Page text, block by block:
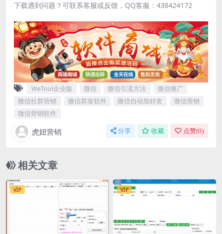
下载遇到问题？可联系客服或反馈，QQ客服：438424172
WeTool企业版 微信 微信引流方法
微信推广
微信社群营销
微信群发软件 微信自动加好友
微信营销
微信营销软件
虎妞营销 分享 收藏 点赞(0)
相关文章
VIP VIP